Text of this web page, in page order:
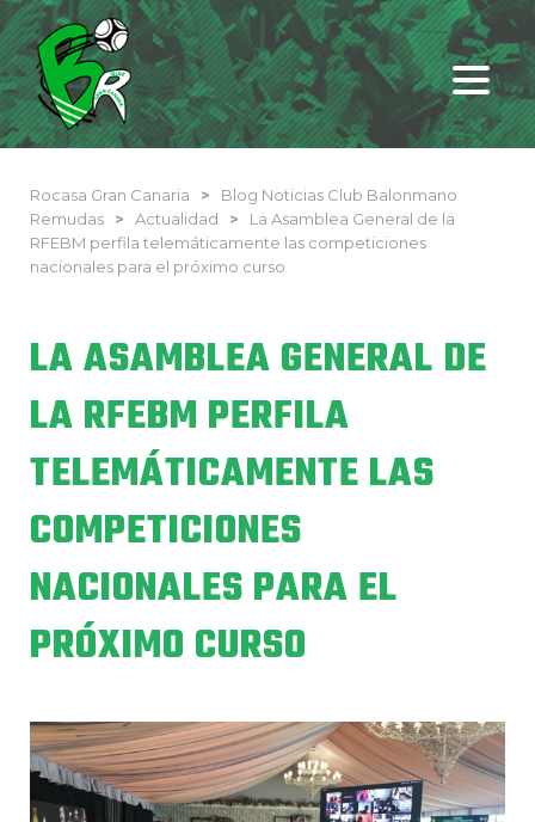
Rocasa Gran Canaria >
Blog Noticias Club Balonmano
Remudas
> Actualidad >
La Asamblea General de la
RFEBM perfila telemáticamente las competiciones
nacionales para el próximo curso
LA ASAMBLEA GENERAL DE
LA RFEBM PERFILA
TELEMÁTICAMENTE LAS
COMPETICIONES
NACIONALES PARA EL
PRÓXIMO CURSO